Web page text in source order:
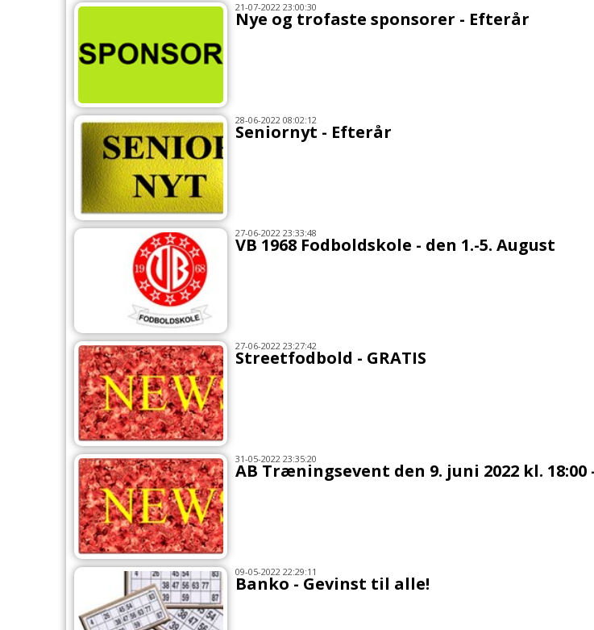
21-07-2022 23:00:30
Nye og trofaste sponsorer - Efterår
28-06-2022 08:02:12
Seniornyt - Efterår
27-06-2022 23:33:48
VB 1968 Fodboldskole - den 1.-5. August
27-06-2022 23:27:42
Streetfodbold - GRATIS
31-05-2022 23:35:20
AB Træningsevent den 9. juni 2022 kl. 18:00 -
09-05-2022 22:29:11
Banko - Gevinst til alle!